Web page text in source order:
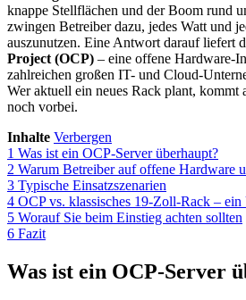
knappe Stellflächen und der Boom rund
zwingen Betreiber dazu, jedes Watt und
auszunutzen. Eine Antwort darauf liefert
Project (OCP) – eine offene Hardware-
zahlreichen großen IT- und Cloud-
Wer aktuell ein neues Rack plant, kommt
noch vorbei.
Inhalte Verbergen
1 Was ist ein OCP-Server überhaupt?
2 Warum Betreiber auf offene Hardware
3 Typische Einsatzszenarien
4 OCP vs. klassisches 19-Zoll-Rack –
5 Worauf Sie beim Einstieg achten sollten
6 Fazit
Was ist ein OCP-Server